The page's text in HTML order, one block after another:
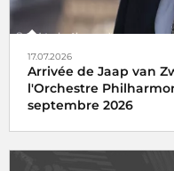
17.07.2026
Arrivée de Jaap van
l'Orchestre
septembre 2026